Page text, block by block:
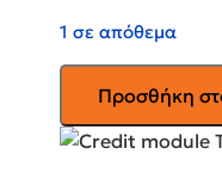
1 σε απόθεμα
Ανοξείδωτη
Κατσαρόλα
Προσθήκη